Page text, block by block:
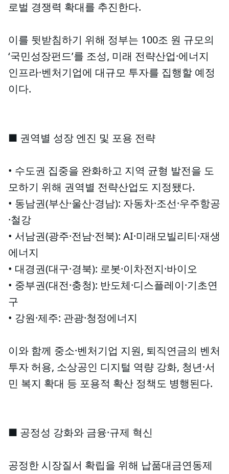
로벌 경쟁력 확대를 추진한다.
이를 뒷받침하기 위해 정부는 100조 원 규모의
‘국민성장펀드’를 조성, 미래 전략산업·에너지
인프라·벤처기업에 대규모 투자를 집행할 예정
이다.
■ 권역별 성장 엔진 및 포용 전략
• 수도권 집중을 완화하고 지역 균형 발전을 도
모하기 위해 권역별 전략산업도 지정됐다.
• 동남권(부산·울산·경남): 자동차·조선·우주항공
·철강
• 서남권(광주·전남·전북): AI·미래모빌리티·재생
에너지
• 대경권(대구·경북): 로봇·이차전지·바이오
• 중부권(대전·충청): 반도체·디스플레이·기초연
구
• 강원·제주: 관광·청정에너지
이와 함께 중소·벤처기업 지원, 퇴직연금의 벤처
투자 허용, 소상공인 디지털 역량 강화, 청년·서
민 복지 확대 등 포용적 확산 정책도 병행된다.
■ 공정성 강화와 금융·규제 혁신
공정한 시장질서 확립을 위해 납품대금연동제